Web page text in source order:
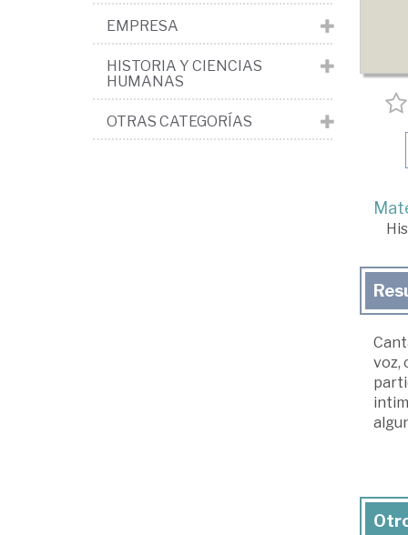
voz,
EMPRESA
HISTORIA Y CIENCIAS
HUMANAS
OTRAS CATEGORÍAS